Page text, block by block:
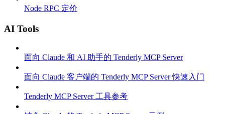
Node RPC 定价
AI Tools
面向 Claude 和 AI 助手的 Tenderly MCP Server
面向 Claude 客户端的 Tenderly MCP Server 快速入门
Tenderly MCP Server 工具参考